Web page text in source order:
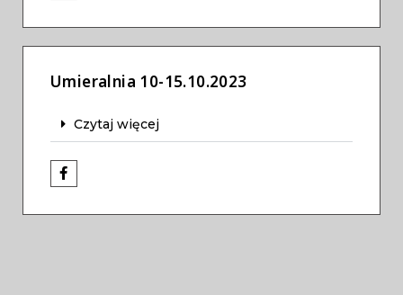
Umieralnia 10-15.10.2023
Czytaj więcej